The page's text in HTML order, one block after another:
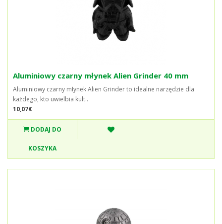
Aluminiowy czarny młynek Alien Grinder 40 mm
Aluminiowy czarny młynek Alien Grinder to idealne narzędzie dla
każdego, kto uwielbia kult..
10,07€
DODAJ DO
KOSZYKA